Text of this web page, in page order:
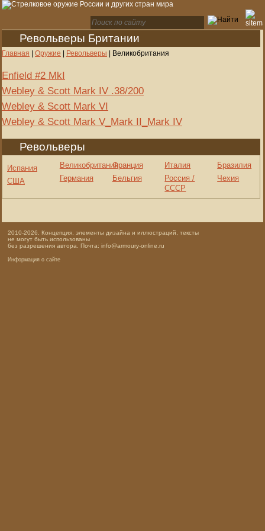
Револьверы Британии
Главная Оружие Револьверы Великобритания
Enfield #2 MkI
Webley & Scott Mark IV .38/200
Webley & Scott Mark VI
Webley & Scott Mark V_Mark II_Mark IV
Револьверы
Испания
США
Великобритания
Германия
Франция
Бельгия
Италия
Россия /
СССР
Бразилия
Чехия
2010-2026. Концепция, элементы дизайна и иллюстраций, тексты
не могут быть использованы
без разрешения автора. Почта: info@armoury-online.ru
Информация о сайте